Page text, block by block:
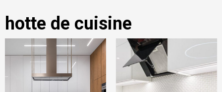
hotte de cuisine